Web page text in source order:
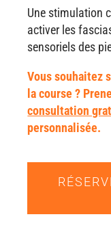
Une stimulation
activer les
sensoriels des
Vous souhaitez
la course ?
consultation
personnalisée.